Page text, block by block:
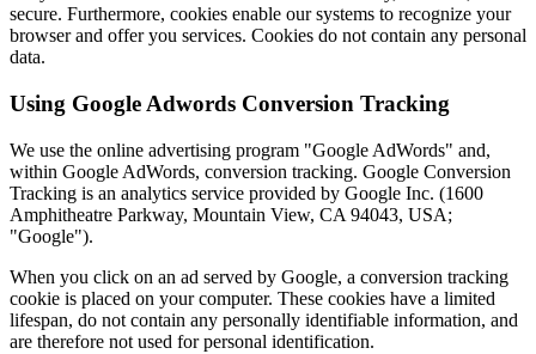
secure. Furthermore, cookies enable our systems to recognize your
browser and offer you services. Cookies do not contain any personal
data.
Using Google Adwords Conversion Tracking
We use the online advertising program "Google AdWords" and,
within Google AdWords, conversion tracking. Google Conversion
Tracking is an analytics service provided by Google Inc. (1600
Amphitheatre Parkway, Mountain View, CA 94043, USA;
"Google").
When you click on an ad served by Google, a conversion tracking
cookie is placed on your computer. These cookies have a limited
lifespan, do not contain any personally identifiable information, and
are therefore not used for personal identification.